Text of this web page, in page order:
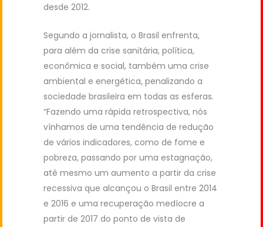
desde 2012.
Segundo a jornalista, o Brasil enfrenta,
para além da crise sanitária, política,
econômica e social, também uma crise
ambiental e energética, penalizando a
sociedade brasileira em todas as esferas.
“Fazendo uma rápida retrospectiva, nós
vínhamos de uma tendência de redução
de vários indicadores, como de fome e
pobreza, passando por uma estagnação,
até mesmo um aumento a partir da crise
recessiva que alcançou o Brasil entre 2014
e 2016 e uma recuperação medíocre a
partir de 2017 do ponto de vista de